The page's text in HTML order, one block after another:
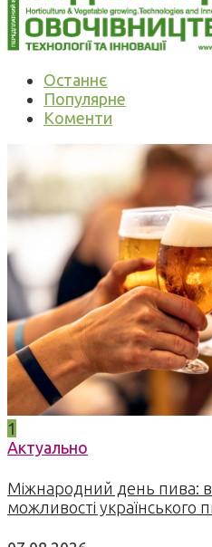
Останнє
Популярне
Коменти
1
Актуально
Міжнародний день пива:
можливості українського